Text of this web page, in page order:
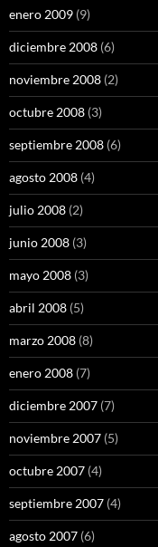
enero 2009 (9)
diciembre 2008 (6)
noviembre 2008 (2)
octubre 2008 (3)
septiembre 2008 (6)
agosto 2008 (4)
julio 2008 (2)
junio 2008 (3)
mayo 2008 (3)
abril 2008 (5)
marzo 2008 (8)
enero 2008 (7)
diciembre 2007 (7)
noviembre 2007 (5)
octubre 2007 (4)
septiembre 2007 (4)
agosto 2007 (6)